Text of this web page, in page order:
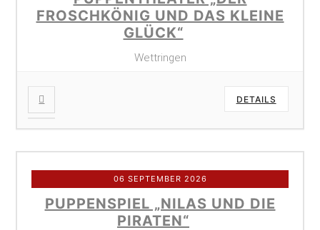
FROSCHKÖNIG UND DAS KLEINE
GLÜCK“
Wettringen
DETAILS
06 SEPTEMBER 2026
PUPPENSPIEL „NILAS UND DIE
PIRATEN“